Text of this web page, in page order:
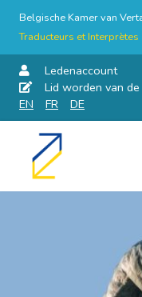
Belgische Kamer van
Traducteurs et Interprètes
Ledenaccount
Lid worden van
EN
FR DE
Skip